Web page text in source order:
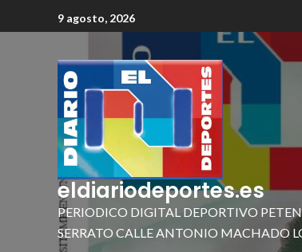
9 agosto, 2026
eldiariodeportes.es
PERIODICO DIGITAL DEPORTIVO
SERRATO CALLE ANTONIO MACHADO